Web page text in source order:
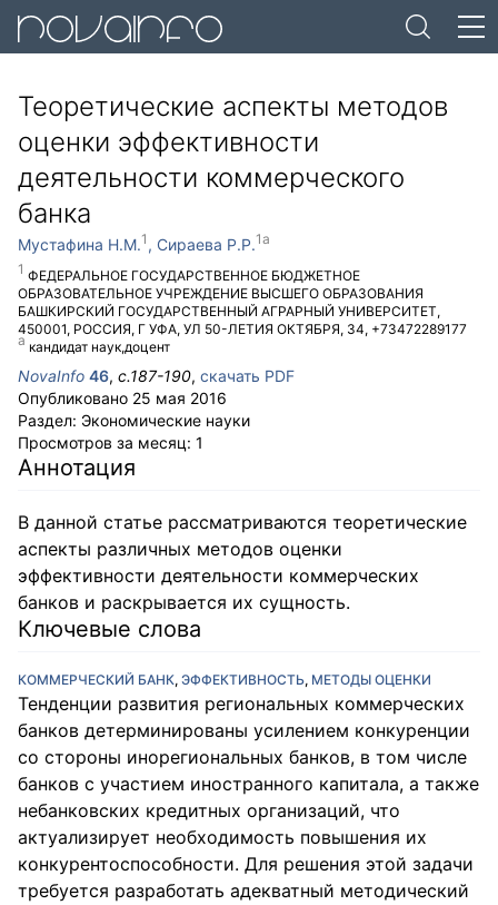
Теоретические аспекты методов
оценки эффективности
деятельности коммерческого
банка
Мустафина Н.М.
ФЕДЕРАЛЬНОЕ ГОСУДАРСТВЕННОЕ БЮДЖЕТНОЕ
ОБРАЗОВАТЕЛЬНОЕ УЧРЕЖДЕНИЕ ВЫСШЕГО ОБРАЗОВАНИЯ
БАШКИРСКИЙ ГОСУДАРСТВЕННЫЙ АГРАРНЫЙ УНИВЕРСИТЕТ,
450001, РОССИЯ, Г УФА, УЛ 50-ЛЕТИЯ ОКТЯБРЯ, 34, +73472289177
Сираева Р.Р.
кандидат наук,доцент
NovaInfo 46, с.187-190, скачать PDF
Опубликовано 25 мая 2016
Раздел: Экономические науки
Просмотров за месяц: 1
Аннотация
В данной статье рассматриваются теоретические
аспекты различных методов оценки
эффективности деятельности коммерческих
банков и раскрывается их сущность.
Ключевые слова
КОММЕРЧЕСКИЙ БАНК, ЭФФЕКТИВНОСТЬ, МЕТОДЫ ОЦЕНКИ
Тенденции развития региональных коммерческих
банков детерминированы усилением конкуренции
со стороны инорегиональных банков, в том числе
банков с участием иностранного капитала, а также
небанковских кредитных организаций, что
актуализирует необходимость повышения их
конкурентоспособности. Для решения этой задачи
требуется разработать адекватный методический